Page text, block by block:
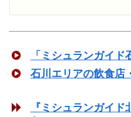
「ミシュランガイ
石川エリアの飲食店
『ミシュランガイ